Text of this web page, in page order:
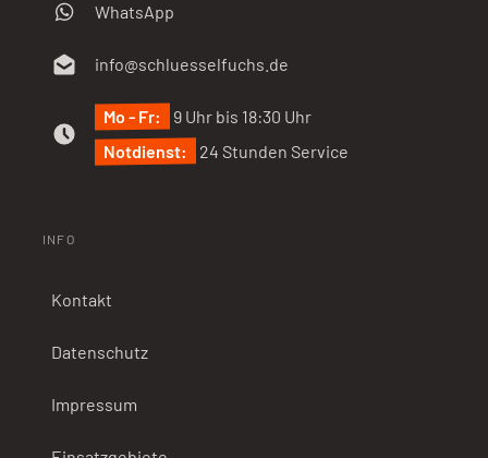
WhatsApp
info@schluesselfuchs.de
Mo - Fr:
9 Uhr bis 18:30 Uhr
Notdienst:
24 Stunden Service
INFO
Kontakt
Datenschutz
Impressum